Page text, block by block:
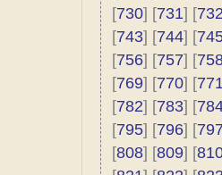
[730] [731] [
[743] [744] [
[756] [757] [
[769] [770] [
[782] [783] [
[795] [796] [
[808] [809] [